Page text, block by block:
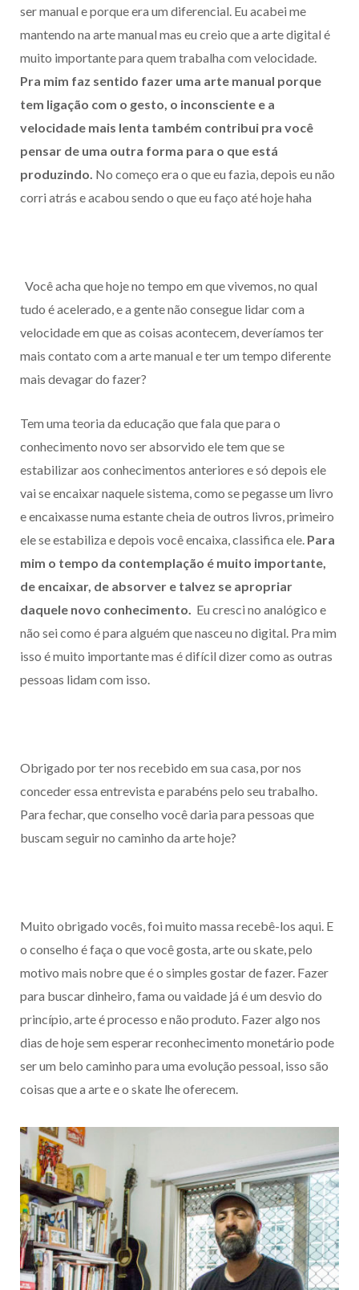
ser manual e porque era um diferencial. Eu acabei me
mantendo na arte manual mas eu creio que a arte digital é
muito importante para quem trabalha com velocidade.
Pra mim faz sentido fazer uma arte manual porque
tem ligação com o gesto, o inconsciente e a
velocidade mais lenta também contribui pra você
pensar de uma outra forma para o que está
produzindo. No começo era o que eu fazia, depois eu não
corri atrás e acabou sendo o que eu faço até hoje haha
Você acha que hoje no tempo em que vivemos, no qual
tudo é acelerado, e a gente não consegue lidar com a
velocidade em que as coisas acontecem, deveríamos ter
mais contato com a arte manual e ter um tempo diferente
mais devagar do fazer?
Tem uma teoria da educação que fala que para o
conhecimento novo ser absorvido ele tem que se
estabilizar aos conhecimentos anteriores e só depois ele
vai se encaixar naquele sistema, como se pegasse um livro
e encaixasse numa estante cheia de outros livros, primeiro
ele se estabiliza e depois você encaixa, classifica ele. Para
mim o tempo da contemplação é muito importante,
de encaixar, de absorver e talvez se apropriar
daquele novo conhecimento. Eu cresci no analógico e
não sei como é para alguém que nasceu no digital. Pra mim
isso é muito importante mas é difícil dizer como as outras
pessoas lidam com isso.
Obrigado por ter nos recebido em sua casa, por nos
conceder essa entrevista e parabéns pelo seu trabalho.
Para fechar, que conselho você daria para pessoas que
buscam seguir no caminho da arte hoje?
Muito obrigado vocês, foi muito massa recebê-los aqui. E
o conselho é faça o que você gosta, arte ou skate, pelo
motivo mais nobre que é o simples gostar de fazer. Fazer
para buscar dinheiro, fama ou vaidade já é um desvio do
princípio, arte é processo e não produto. Fazer algo nos
dias de hoje sem esperar reconhecimento monetário pode
ser um belo caminho para uma evolução pessoal, isso são
coisas que a arte e o skate lhe oferecem.